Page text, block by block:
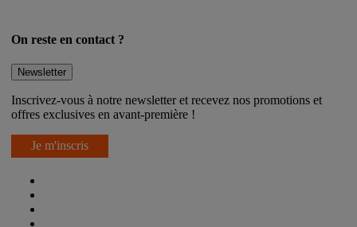
On reste en contact ?
Newsletter
Inscrivez-vous à notre newsletter et recevez nos promotions et
offres exclusives en avant-première !
Je m'inscris